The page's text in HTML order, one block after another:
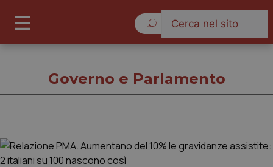
Governo e Parlamento